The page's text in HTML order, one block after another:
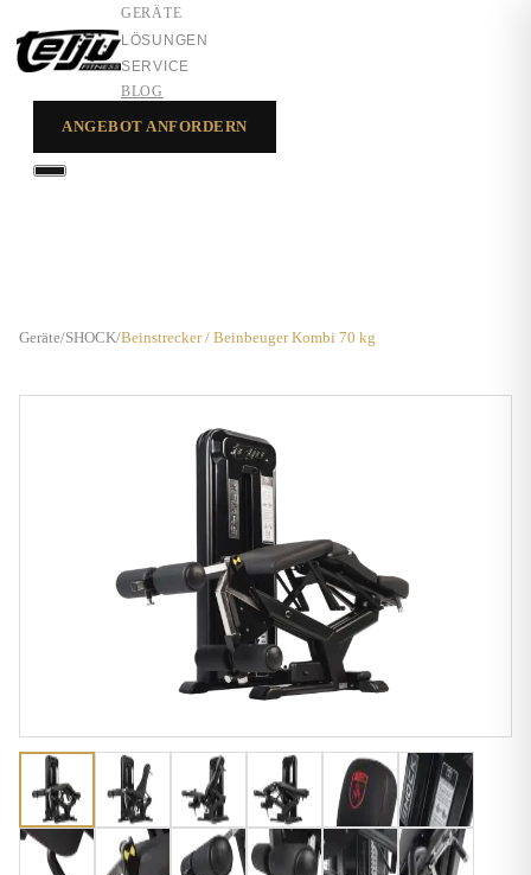
GERÄTE
LÖSUNGEN
SERVICE
BLOG
ANGEBOT ANFORDERN
Geräte/SHOCK/Beinstrecker / Beinbeuger Kombi 70 kg